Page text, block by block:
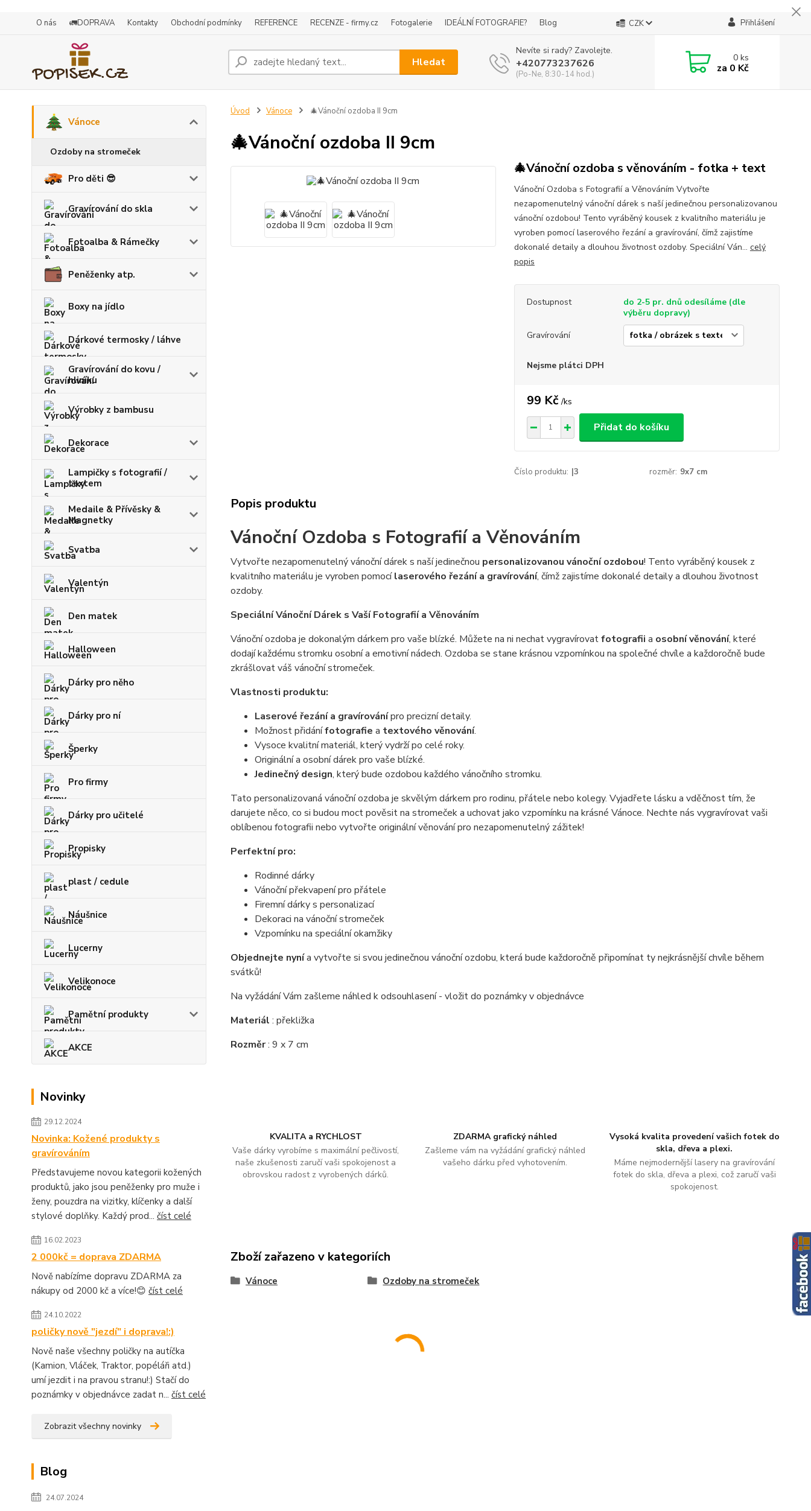
O nás 🚛DOPRAVA Kontakty Obchodní podmínky REFERENCE RECENZE - firmy.cz Fotogalerie IDEÁLNÍ FOTOGRAFIE? Blog CZK Přihlášení
Hledat
Nevíte si rady? Zavolejte.
+420773237626
(Po-Ne, 8:30-14 hod.)
0ks
za 0 Kč
Vánoce
Ozdoby na stromeček
Pro děti 😎
Gravírování do skla
Fotoalba & Rámečky
Peněženky atp.
Boxy na jídlo
Dárkové termosky / láhve
Gravírování do kovu /
hliníku
Výrobky z bambusu
Dekorace
Lampičky s fotografií /
textem
Medaile & Přívěsky &
Magnetky
Svatba
Valentýn
Den matek
Halloween
Dárky pro něho
Dárky pro ní
Šperky
Pro firmy
Dárky pro učitelé
Propisky
plast / cedule
Náušnice
Lucerny
Velikonoce
Pamětní produkty
AKCE
Novinky
29.12.2024
Novinka: Kožené produkty s
gravírováním
Představujeme novou kategorii kožených
produktů, jako jsou peněženky pro muže i
ženy, pouzdra na vizitky, klíčenky a další
stylové doplňky. Každý prod... číst celé
16.02.2023
2 000kč = doprava ZDARMA
Nově nabízíme dopravu ZDARMA za
nákupy od 2000 kč a více!😊 číst celé
24.10.2022
poličky nově "jezdí" i doprava!:)
Nově naše všechny poličky na autíčka
(Kamion, Vláček, Traktor, popéláři atd.)
umí jezdit i na pravou stranu!:) Stačí do
poznámky v objednávce zadat n... číst celé
Zobrazit všechny novinky
Blog
24.07.2024
Úvod Vánoce 🎄Vánoční ozdoba II 9cm
🎄Vánoční ozdoba II 9cm
🎄Vánoční ozdoba s věnováním - fotka + text
Vánoční Ozdoba s Fotografií a Věnováním Vytvořte
nezapomenutelný vánoční dárek s naší jedinečnou personalizovanou
vánoční ozdobou! Tento vyráběný kousek z kvalitního materiálu je
vyroben pomocí laserového řezání a gravírování, čímž zajistíme
dokonalé detaily a dlouhou životnost ozdoby. Speciální Ván... celý
popis
Dostupnost
do 2-5 pr. dnů odesíláme (dle
výběru dopravy)
Gravírování
Nejsme plátci DPH
99 Kč /ks
Přidat do košíku
Číslo produktu: |3 rozměr: 9x7 cm
KVALITA a RYCHLOST
Vaše dárky vyrobíme s maximální pečlivostí,
naše zkušenosti zaručí vaši spokojenost a
obrovskou radost z vyrobených dárků.
ZDARMA grafický náhled
Zašleme vám na vyžádání grafický náhled
vašeho dárku před vyhotovením.
Vysoká kvalita provedení vašich fotek do
skla, dřeva a plexi.
Máme nejmodernější lasery na gravírování
fotek do skla, dřeva a plexi, což zaručí vaši
spokojenost.
Popis produktu
Vánoční Ozdoba s Fotografií a Věnováním
Vytvořte nezapomenutelný vánoční dárek s naší jedinečnou personalizovanou vánoční ozdobou! Tento vyráběný kousek z
kvalitního materiálu je vyroben pomocílaserového řezání a gravírování, čímž zajistíme dokonalé detaily a dlouhou životnost
ozdoby.
Speciální Vánoční Dárek s Vaší Fotografií a Věnováním
Vánoční ozdoba je dokonalým dárkem pro vaše blízké. Můžete na ni nechat vygravírovatfotografii a osobní věnování, které
dodají každému stromku osobní a emotivní nádech. Ozdoba se stane krásnou vzpomínkou na společné chvíle a každoročně bude
zkrášlovat váš vánoční stromeček.
Vlastnosti produktu:
Laserové řezání a gravírovánípro precizní detaily.
Možnost přidánífotografie a textového věnování.
Vysoce kvalitní materiál, který vydrží po celé roky.
Originální a osobní dárek pro vaše blízké.
Jedinečný design, který bude ozdobou každého vánočního stromku.
Tato personalizovaná vánoční ozdoba je skvělým dárkem pro rodinu, přátele nebo kolegy. Vyjadřete lásku a vděčnost tím, že
darujete něco, co si budou moct pověsit na stromeček a uchovat jako vzpomínku na krásné Vánoce. Nechte nás vygravírovat vaši
oblíbenou fotografii nebo vytvořte originální věnování pro nezapomenutelný zážitek!
Perfektní pro:
Rodinné dárky
Vánoční překvapení pro přátele
Firemní dárky s personalizací
Dekoraci na vánoční stromeček
Vzpomínku na speciální okamžiky
Objednejte nynía vytvořte si svou jedinečnou vánoční ozdobu, která bude každoročně připomínat ty nejkrásnější chvíle během
svátků!
Na vyžádání Vám zašleme náhled k odsouhlasení - vložit do poznámky v objednávce
Materiál : překližka
Rozměr: 9 x 7 cm
Zboží zařazeno v kategoriích
Vánoce Ozdoby na stromeček